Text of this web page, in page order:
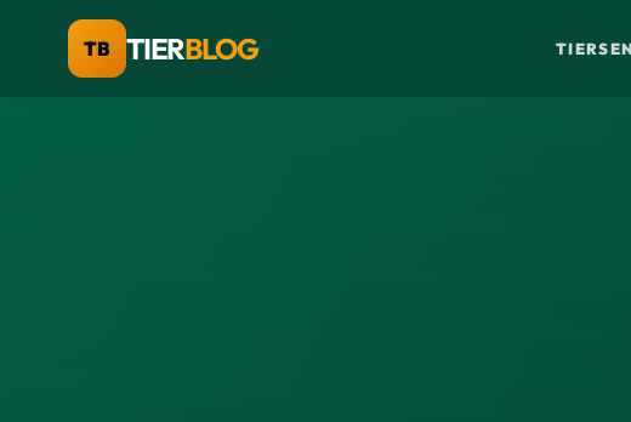
TB TIERBLOG